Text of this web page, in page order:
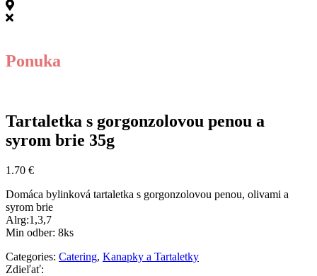
Ponuka
Tartaletka s gorgonzolovou penou a
syrom brie 35g
1.70 €
Domáca bylinková tartaletka s gorgonzolovou penou, olivami a
syrom brie
Alrg:1,3,7
Min odber: 8ks
Categories: Catering, Kanapky a Tartaletky
Zdieľať: